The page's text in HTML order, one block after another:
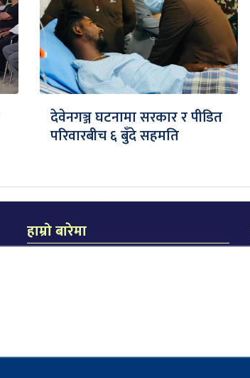
देवेनगञ्ज घटनामा सरकार र पीडित
परिवारबीच ६ बुँदे सहमति
हाम्रो बारेमा